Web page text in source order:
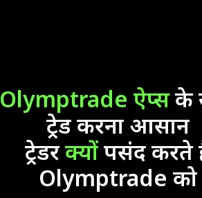
Olymptrade ऐप्सके
ट्रेड करना आसान
ट्रेडरक्योंपसंद करते
Olymptrade को